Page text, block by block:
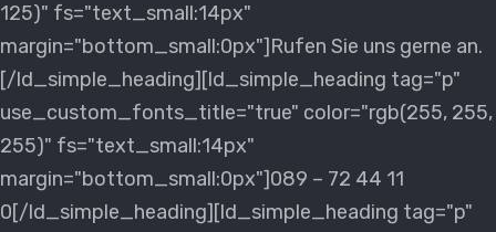
125)" fs="text_small:14px"
margin="bottom_small:0px"]Rufen Sie uns gerne an.
[/ld_simple_heading][ld_simple_heading tag="p"
use_custom_fonts_title="true" color="rgb(255, 255,
255)" fs="text_small:14px"
margin="bottom_small:0px"]089 – 72 44 11
0[/ld_simple_heading][ld_simple_heading tag="p"